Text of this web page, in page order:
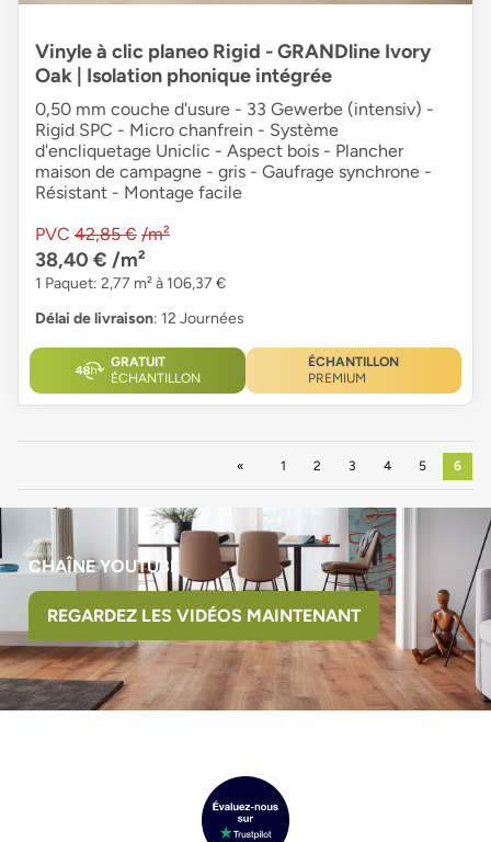
Vinyle à clic planeo Rigid - GRANDline Ivory
Oak | Isolation phonique intégrée
0,50 mm couche d'usure - 33 Gewerbe (intensiv) -
Rigid SPC - Micro chanfrein - Système
d'encliquetage Uniclic - Aspect bois - Plancher
maison de campagne - gris - Gaufrage synchrone -
Résistant - Montage facile
PVC 42,85 € /m²
38,40 € /m²
1 Paquet: 2,77 m² à 106,37 €
Délai de livraison: 12 Journées
GRATUIT
ÉCHANTILLON
ÉCHANTILLON
PREMIUM
Précédent
1 2 3 4 5 6
CHAÎNE YOUTUBE
REGARDEZ LES VIDÉOS MAINTENANT